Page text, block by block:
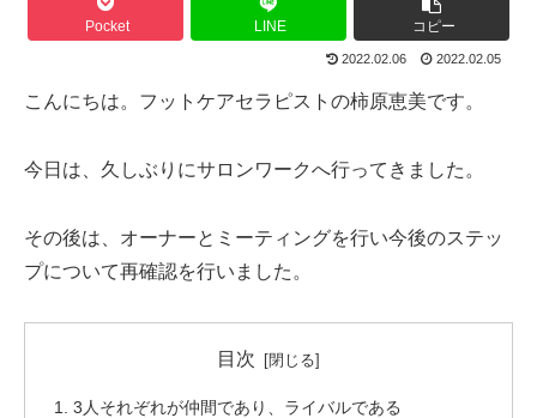
Pocket LINE コピー
2022.02.06 2022.02.05
こんにちは。フットケアセラピストの柿原恵美です。
今日は、久しぶりにサロンワークへ行ってきました。
その後は、オーナーとミーティングを行い今後のステッ
プについて再確認を行いました。
目次
3人それぞれが仲間であり、ライバルである